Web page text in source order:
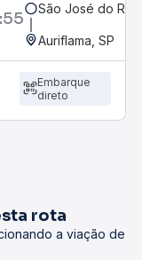
São José do Rio
Auriflama, SP
Embarque
direto
rota
a viação de